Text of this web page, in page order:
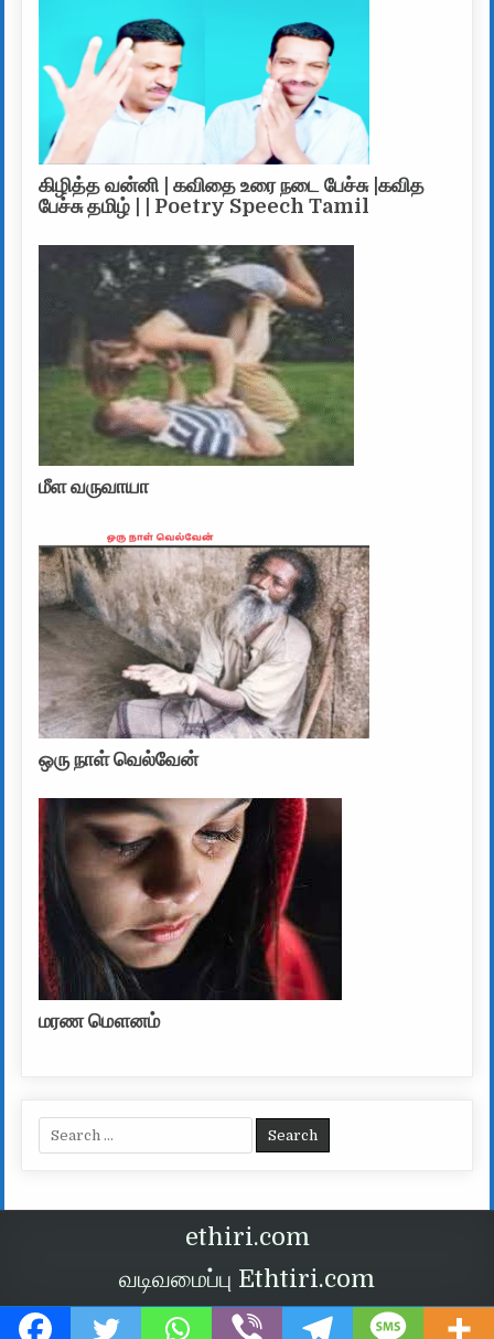
கிழித்த வன்னி | கவிதை உரை நடை பேச்சு |கவித
பேச்சு தமிழ் | | Poetry Speech Tamil
மீள வருவாயா
ஒரு நாள் வெல்வேன்
மரண மௌனம்
Search for:
ethiri.com
வடிவமைப்பு Ethtiri.com